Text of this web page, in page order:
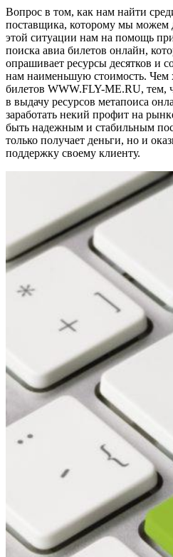
Вопрос в том, как нам найти
поставщика, которому мы можем
этой ситуации нам на помощь
поиска авиа билетов онлайн,
опрашивает ресурсы десятков и
нам наименьшую стоимость. Чем
билетов WWW.FLY-ME.RU, тем,
в выдачу ресурсов метапоиса
заработать некий профит на
быть надежным и стабильным
только получает деньги, но и
поддержку своему клиенту.